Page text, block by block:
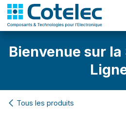
Bienvenue sur
Tous les produits